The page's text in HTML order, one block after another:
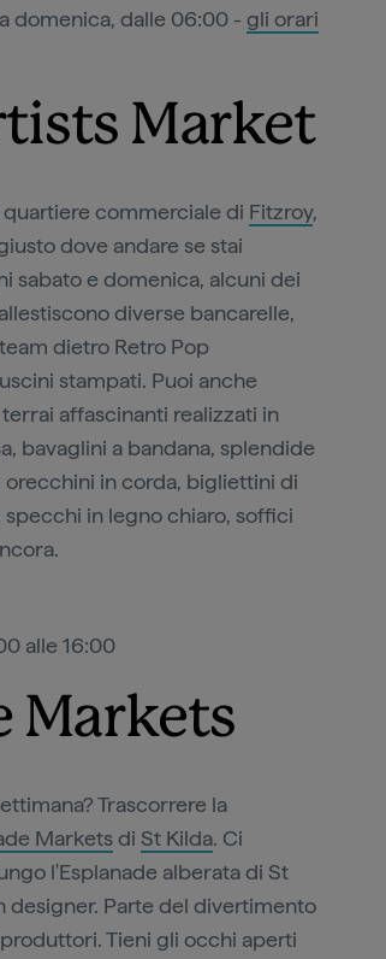
domenica, dalle 06:00 - gli orari
Market
commerciale di Fitzroy,
dove andare se stai
sabato e domenica, alcuni dei
diverse bancarelle,
dietro Retro Pop
stampati. Puoi anche
affascinanti realizzati in
bavaglini a bandana, splendide
in corda, bigliettini di
in legno chiaro, soffici
alle 16:00
Markets
Trascorrere la
Marketsdi St Kilda. Ci
l'Esplanade alberata di St
designer. Parte del divertimento
Tieni gli occhi aperti